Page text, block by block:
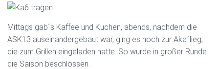
Mittags gab´s Kaffee und Kuchen, abends, nachdem die
ASK13 auseinandergebaut war, ging es noch zur Akaflieg,
die zum Grillen eingeladen hatte. So wurde in großer Runde
die Saison beschlossen.